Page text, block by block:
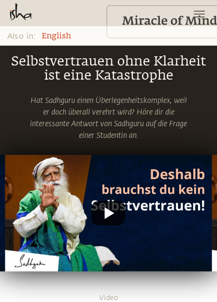
Also in: English
Selbstvertrauen ohne Klarheit
ist eine Katastrophe
Hat Sadhguru einen Überlegenheitskomplex, weil
er doch überall verehrt wird? Höre dir die
interessante Antwort von Sadhguru auf die Frage
einer Studentin an.
Video